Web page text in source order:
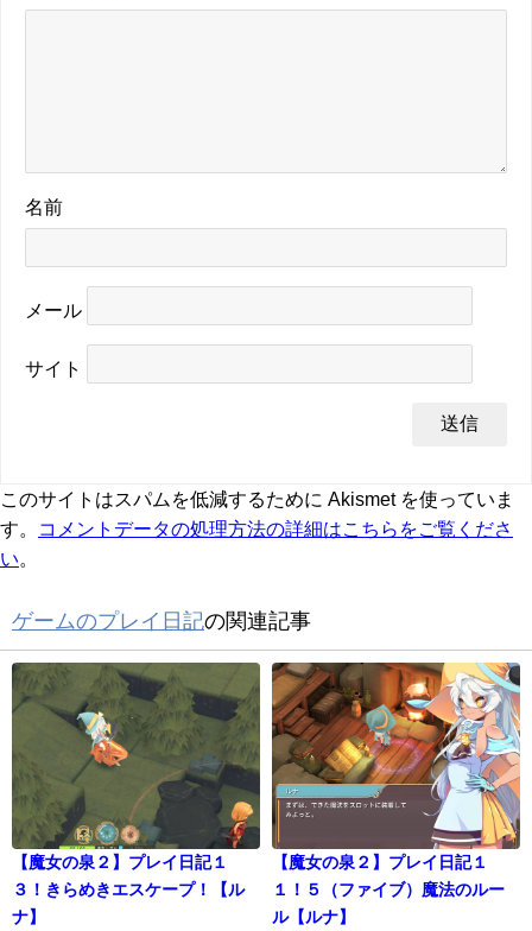
名前
メール
サイト
このサイトはスパムを低減するために Akismet を使っていま
す。
コメントデータの処理方法の詳細はこちらをご覧くださ
い。
ゲームのプレイ日記の関連記事
【魔女の泉２】プレイ日記１
３！きらめきエスケープ！【ル
ナ】
【魔女の泉２】プレイ日記１
１！５（ファイブ）魔法のルー
ル【ルナ】